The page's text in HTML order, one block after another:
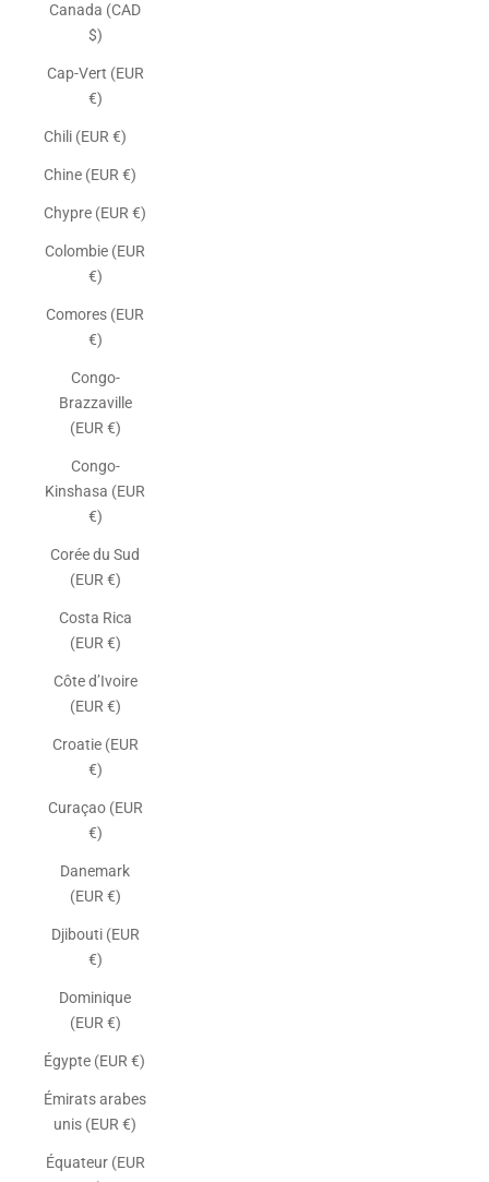
Canada (CAD
$)
Cap-Vert (EUR
€)
Chili (EUR €)
Chine (EUR €)
Chypre (EUR €)
Colombie (EUR
€)
Comores (EUR
€)
Congo-
Brazzaville
(EUR €)
Congo-
Kinshasa (EUR
€)
Corée du Sud
(EUR €)
Costa Rica
(EUR €)
Côte d’Ivoire
(EUR €)
Croatie (EUR
€)
Curaçao (EUR
€)
Danemark
(EUR €)
Djibouti (EUR
€)
Dominique
(EUR €)
Égypte (EUR €)
Émirats arabes
unis (EUR €)
Équateur (EUR